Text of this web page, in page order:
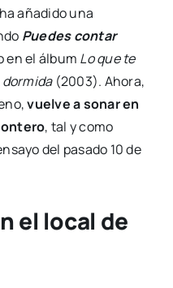
añadido una
Puedes contar
en el álbum Lo que te
(2003). Ahora,
vuelve a sonar en
, tal y como
del pasado 10 de
el local de